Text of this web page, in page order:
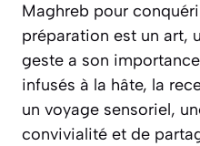
Maghreb pour
préparation est un art,
geste a son
infusés à la hâte, la
un voyage sensoriel,
convivialité et de